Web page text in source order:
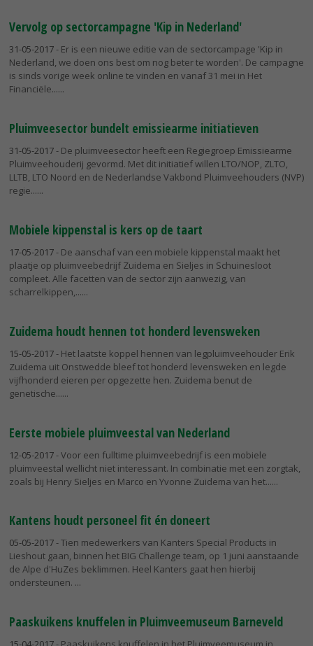
Vervolg op sectorcampagne 'Kip in Nederland'
31-05-2017- Er is een nieuwe editie van de sectorcampage 'Kip in
Nederland, we doen ons best om nog beter te worden'. De campagne
is sinds vorige week online te vinden en vanaf 31 mei in Het
Financiële...
Pluimveesector bundelt emissiearme initiatieven
31-05-2017- De pluimveesector heeft een Regiegroep Emissiearme
Pluimveehouderij gevormd. Met dit initiatief willen LTO/NOP, ZLTO,
LLTB, LTO Noord en de Nederlandse Vakbond Pluimveehouders (NVP)
regie...
Mobiele kippenstal is kers op de taart
17-05-2017- De aanschaf van een mobiele kippenstal maakt het
plaatje op pluimveebedrijf Zuidema en Sieljes in Schuinesloot
compleet. Alle facetten van de sector zijn aanwezig, van
scharrelkippen,...
Zuidema houdt hennen tot honderd levensweken
15-05-2017- Het laatste koppel hennen van legpluimveehouder Erik
Zuidema uit Onstwedde bleef tot honderd levensweken en legde
vijfhonderd eieren per opgezette hen. Zuidema benut de
genetische...
Eerste mobiele pluimveestal van Nederland
12-05-2017- Voor een fulltime pluimveebedrijf is een mobiele
pluimveestal wellicht niet interessant. In combinatie met een zorgtak,
zoals bij Henry Sieljes en Marco en Yvonne Zuidema van het...
Kantens houdt personeel fit én doneert
05-05-2017- Tien medewerkers van Kanters Special Products in
Lieshout gaan, binnen het BIG Challenge team, op 1 juni aanstaande
de Alpe d'HuZes beklimmen. Heel Kanters gaat hen hierbij
ondersteunen.
Paaskuikens knuffelen in Pluimveemuseum Barneveld